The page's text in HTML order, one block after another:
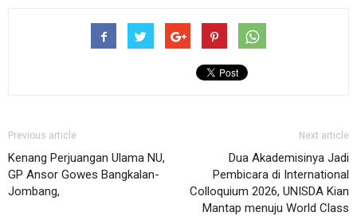
Previous article
Kenang Perjuangan Ulama NU,
GP Ansor Gowes Bangkalan-
Jombang,
Next article
Dua Akademisinya Jadi
Pembicara di International
Colloquium 2026, UNISDA Kian
Mantap menuju World Class